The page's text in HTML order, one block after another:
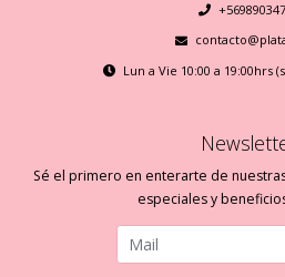
Lun a Vie 10:00 a 19:00hrs
Sé el primero en enterarte de
especiales y